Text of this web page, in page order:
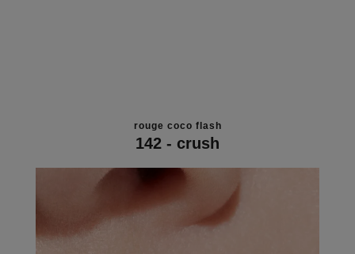
rouge coco flash
142 - crush